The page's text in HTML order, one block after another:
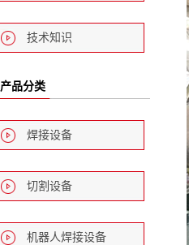
技术知识
产品分类
焊接设备
切割设备
机器人焊接设备